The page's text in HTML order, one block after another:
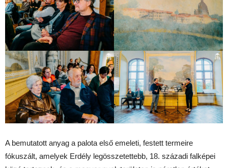
A bemutatott anyag a palota első emeleti, festett termeire
fókuszált, amelyek Erdély legösszetettebb, 18. századi falképei